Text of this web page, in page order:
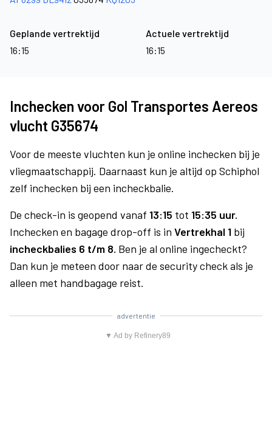
Geplande vertrektijd
16:15
Actuele vertrektijd
16:15
Inchecken voor Gol Transportes Aereos
vlucht G35674
Voor de meeste vluchten kun je online inchecken bij je
vliegmaatschappij. Daarnaast kun je altijd op Schiphol
zelf inchecken bij een incheckbalie.
De check-in is geopend vanaf 13:15 tot 15:35 uur.
Inchecken en bagage drop-off is in Vertrekhal 1 bij
incheckbalies 6 t/m 8. Ben je al online ingecheckt?
Dan kun je meteen door naar de security check als je
alleen met handbagage reist.
advertentie
▼ Ad by Refinery89